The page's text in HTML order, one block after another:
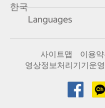
한국
Languages
사이트맵 이용
영상정보처리기기운